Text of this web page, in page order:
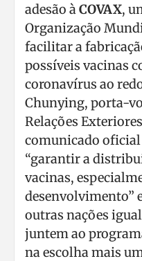
adesão àCOVAX,
Organização
facilitar a
possíveis vacinas
coronavírus ao
Chunying, porta-
Relações
comunicado oficial
“garantir a
vacinas,
desenvolvimento”
outras nações
juntem ao
na escolha mais